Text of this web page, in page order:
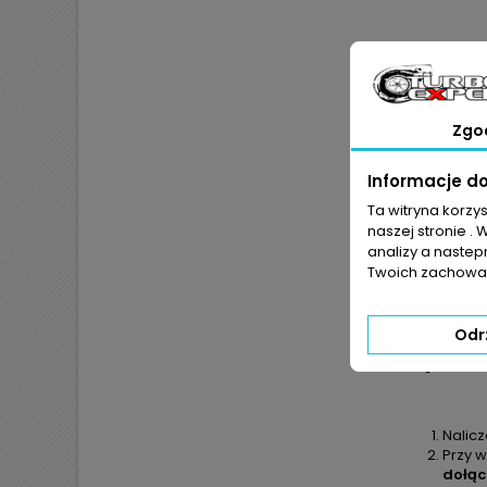
Przy
Informacje
Ta witryna
naszej stronie .
analizy a
Twoich